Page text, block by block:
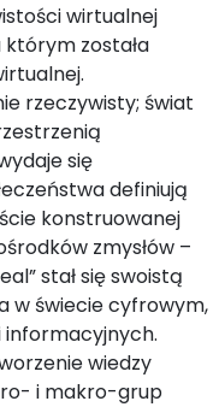
wirtualnej
którym została
rzeczywisty; świat
się
definiują
konstruowanej
zmysłów –
stał się swoistą
w świecie cyfrowym,
informacyjnych.
wiedzy
i makro-grup